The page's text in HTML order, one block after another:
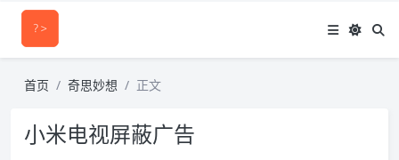
首页 奇思妙想 正文
小米电视屏蔽广告